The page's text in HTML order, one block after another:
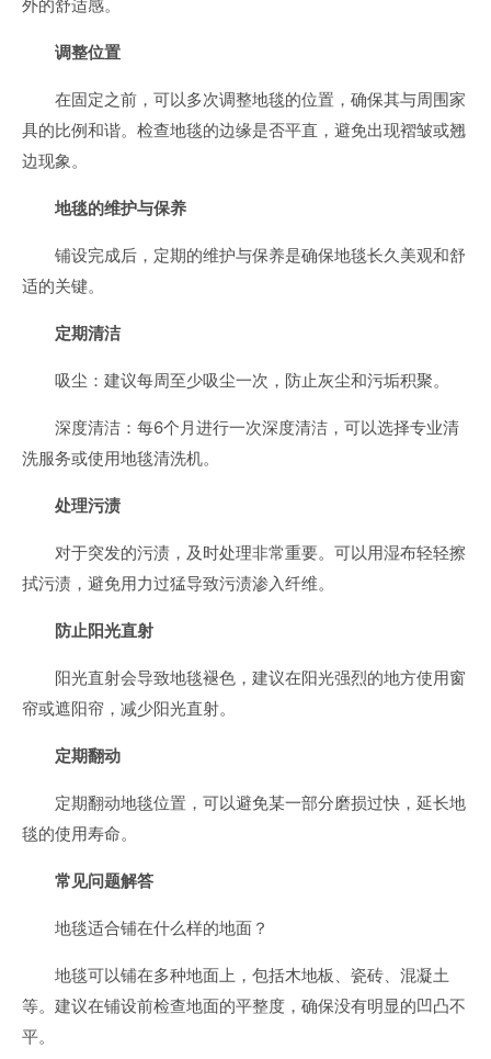
外的舒适感。
调整位置
在固定之前，可以多次调整地毯的位置，确保其与周围家
具的比例和谐。检查地毯的边缘是否平直，避免出现褶皱或翘
边现象。
地毯的维护与保养
铺设完成后，定期的维护与保养是确保地毯长久美观和舒
适的关键。
定期清洁
吸尘：建议每周至少吸尘一次，防止灰尘和污垢积聚。
深度清洁：每6个月进行一次深度清洁，可以选择专业清
洗服务或使用地毯清洗机。
处理污渍
对于突发的污渍，及时处理非常重要。可以用湿布轻轻擦
拭污渍，避免用力过猛导致污渍渗入纤维。
防止阳光直射
阳光直射会导致地毯褪色，建议在阳光强烈的地方使用窗
帘或遮阳帘，减少阳光直射。
定期翻动
定期翻动地毯位置，可以避免某一部分磨损过快，延长地
毯的使用寿命。
常见问题解答
地毯适合铺在什么样的地面？
地毯可以铺在多种地面上，包括木地板、瓷砖、混凝土
等。建议在铺设前检查地面的平整度，确保没有明显的凹凸不
平。